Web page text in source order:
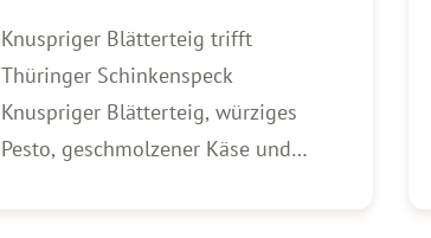
Knuspriger Blätterteig trifft
Thüringer Schinkenspeck
Knuspriger Blätterteig, würziges
Pesto, geschmolzener Käse und